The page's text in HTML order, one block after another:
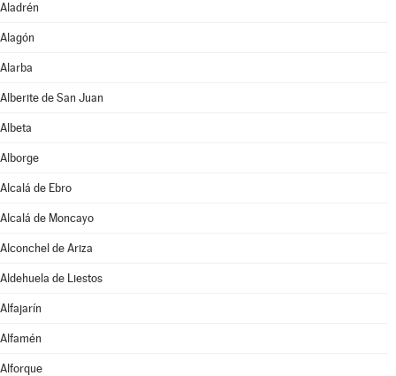
Aladrén
Alagón
Alarba
Alberite de San Juan
Albeta
Alborge
Alcalá de Ebro
Alcalá de Moncayo
Alconchel de Ariza
Aldehuela de Liestos
Alfajarín
Alfamén
Alforque